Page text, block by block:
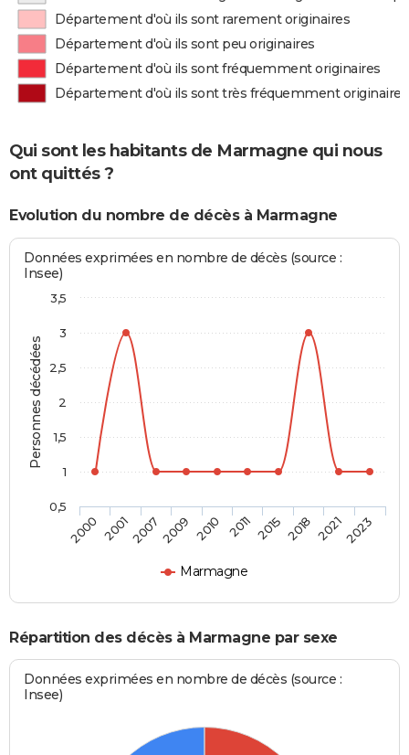
Département d'où ils sont rarement originaires
Département d'où ils sont peu originaires
Département d'où ils sont fréquemment originaires
Département d'où ils sont très fréquemment originaires
Qui sont les habitants de Marmagne qui nous
ont quittés ?
Evolution du nombre de décès à Marmagne
Personnes décédées
Données exprimées en nombre de décès (source :
Insee)
Marmagne
2000 200120072009 2010 2011 2015 2018 20212023
0,5
1
1,5
2
2,5
3
3,5
Répartition des décès à Marmagne par sexe
Données exprimées en nombre de décès (source :
Insee)